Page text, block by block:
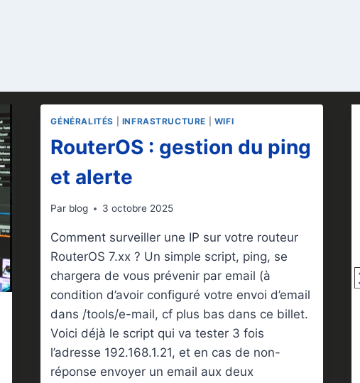
GÉNÉRALITÉS INFRASTRUCTURE WIFI
RouterOS : gestion du ping
et alerte
Par blog 3 octobre 2025
Comment surveiller une IP sur votre routeur
RouterOS 7.xx ? Un simple script, ping, se
chargera de vous prévenir par email (à
condition d’avoir configuré votre envoi d’email
dans /tools/e-mail, cf plus bas dans ce billet.
Voici déjà le script qui va tester 3 fois
l’adresse 192.168.1.21, et en cas de non-
réponse envoyer un email aux deux